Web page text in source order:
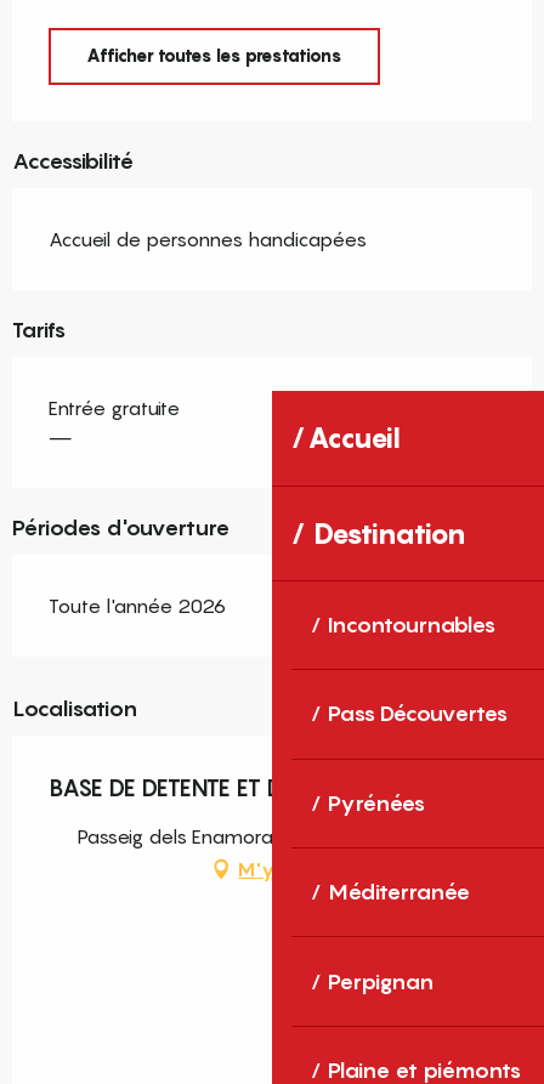
Accueil
Destination
Incontournables
Pass Découvertes
Pyrénées
Méditerranée
Perpignan
Plaine et piémonts
Afficher toutes les prestations
Accessibilité
Accueil de personnes handicapées
Tarifs
Entrée gratuite
—
Périodes d'ouverture
Toute l'année 2026
Localisation
BASE DE DETENTE ET DE LOISIRS
Passeig dels Enamorats, 66800 Saillagouse
M'y rendre